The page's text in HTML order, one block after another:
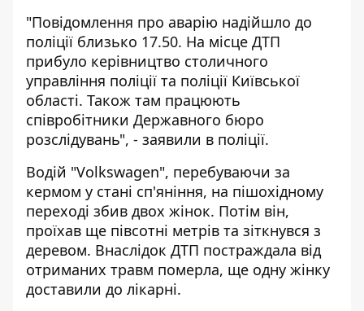
"Повідомлення про аварію надійшло до
поліції близько 17.50. На місце ДТП
прибуло керівництво столичного
управління поліції та поліції Київської
області. Також там працюють
співробітники Державного бюро
розслідувань", - заявили в поліції.
Водій "Volkswagen", перебуваючи за
кермом у стані сп'яніння, на пішохідному
переході збив двох жінок. Потім він,
проїхав ще півсотні метрів та зіткнувся з
деревом. Внаслідок ДТП постраждала від
отриманих травм померла, ще одну жінку
доставили до лікарні.